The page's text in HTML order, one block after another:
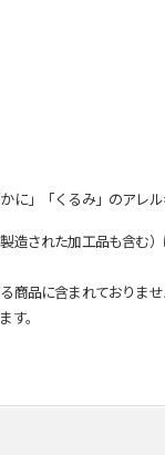
」「くるみ」のアレ
された加工品も含む
品に含まれておりませ
。